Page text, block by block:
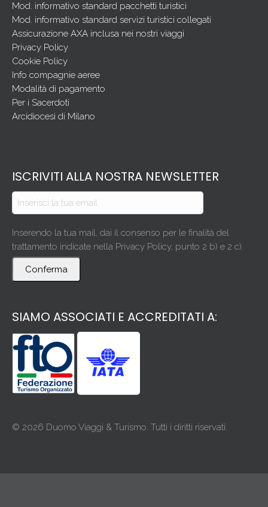
Mod. informativo standard pacchetti turistici
Mod. informativo standard servizi turistici collegati
Assicurazione AXA inclusa nei nostri viaggi
Privacy Policy
Cookie Policy
Info compagnie aeree
Modalità di pagamento
Per i Sacerdoti
Arcidiocesi di Milano
ISCRIVITI ALLA NOSTRA NEWSLETTER
Inserendo la tua mail, dai il consenso per le finalità del
trattamento indicate nella Privacy Policy, punto 2 b) e 2 c).
Conferma
SIAMO ASSOCIATI E ACCREDITATI A:
© 2026 Duomo Viaggi & Turismo. Tutti i diritti riservati.